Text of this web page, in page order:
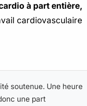
à part entière,
cardiovasculaire
soutenue. Une heure
une part